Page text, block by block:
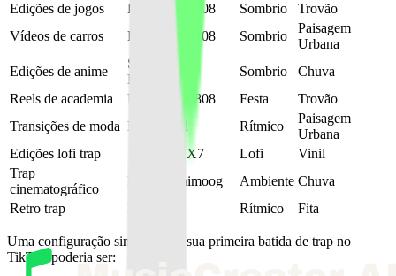
Edições de jogos
Roland TR-808 Sombrio
Trovão
Vídeos de carros
Roland TR-808 Sombrio
Paisagem
Urbana
Edições de anime
Sequential
Prophet-5
Sombrio
Chuva
Reels de academia
Roland TR-808 Festa
Trovão
Transições de moda Nord Lead Rítmico
Paisagem
Urbana
Edições lofi trap
Yamaha DX7 Lofi
Vinil
Trap
cinematográfico
Moog Minimoog Ambiente Chuva
Retro trap
Rítmico Fita
Uma configuração simples para sua primeira batida de trap no
TikTok poderia ser: